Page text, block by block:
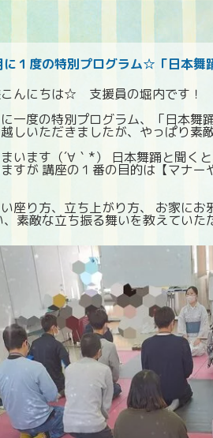
に１度の特別プログラム☆「日本舞
んにちは☆ 支援員の堀内です！
一度の特別プログラム、「日本舞
しいただきましたが、やっぱり
います（´∀｀*） 日本舞踊と聞く
すが 講座の１番の目的は【マナ
座り方、立ち上がり方、 お家に
素敵な立ち振る舞いを教えていた